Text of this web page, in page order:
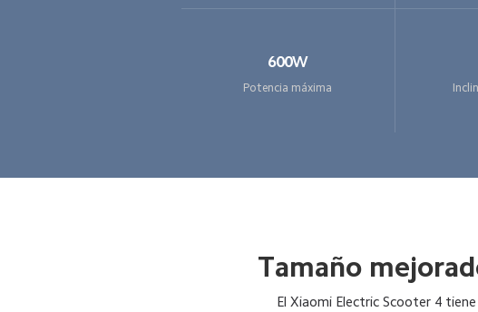
600W
Potencia máxima
Tamaño
El Xiaomi Electric Scooter 4